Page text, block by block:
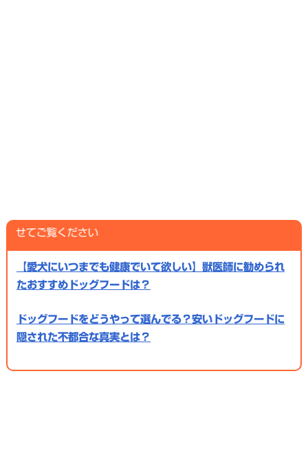
覧ください
【愛犬にいつまでも健康でいて欲しい】獣医師に勧められ
たおすすめドッグフードは？
ドッグフードをどうやって選んでる？安いドッグフードに
隠された不都合な真実とは？